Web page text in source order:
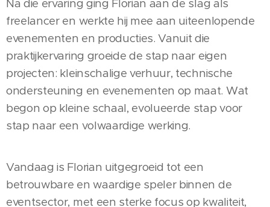
Na die ervaring ging Florian aan de slag als
freelancer en werkte hij mee aan uiteenlopende
evenementen en producties. Vanuit die
praktijkervaring groeide de stap naar eigen
projecten: kleinschalige verhuur, technische
ondersteuning en evenementen op maat. Wat
begon op kleine schaal, evolueerde stap voor
stap naar een volwaardige werking.
Vandaag is Florian uitgegroeid tot een
betrouwbare en waardige speler binnen de
eventsector, met een sterke focus op kwaliteit,